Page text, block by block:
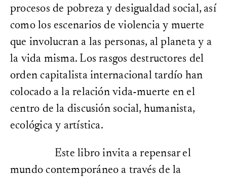
procesos de pobreza y desigualdad social, así
como los escenarios de violencia y muerte
que involucran a las personas, al planeta y a
la vida misma. Los rasgos destructores del
orden capitalista internacional tardío han
colocado a la relación vida-muerte en el
centro de la discusión social, humanista,
ecológica y artística.
Este libro invita a repensar el
mundo contemporáneo a través de la
978-3-8394-4551-8
ISBN (Print):
978-3-8376-4551-4
DOI:
Zitiert von:
30
Seitenanzahl:
128
Afrontar las crisis desde América Latina
Creative Commons Lizenz: